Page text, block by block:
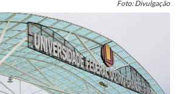
Foto: Divulgação